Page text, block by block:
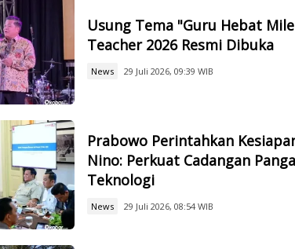
Usung Tema "Guru Hebat
Teacher 2026 Resmi Dibuka
News 29 Juli 2026, 09:39 WIB
Prabowo Perintahkan
Nino: Perkuat Cadangan
Teknologi
News 29 Juli 2026, 08:54 WIB